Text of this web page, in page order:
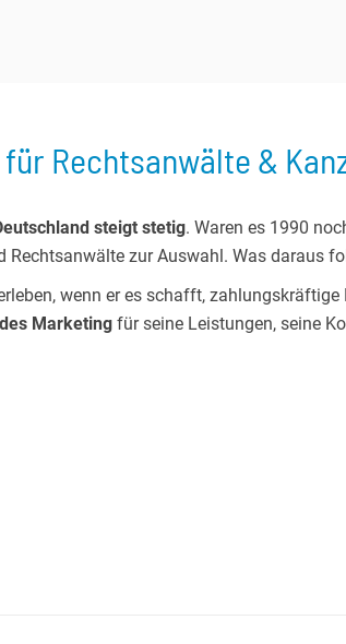
für Rechtsanwälte &
steigt stetig. Waren es 1990
zur Auswahl. Was daraus
wenn er es schafft,
Marketing für seine Leistungen, seine